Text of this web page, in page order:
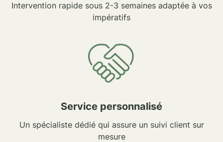
Intervention rapide sous 2-3 semaines adaptée à vos
impératifs
Service personnalisé
Un spécialiste dédié qui assure un suivi client sur
mesure